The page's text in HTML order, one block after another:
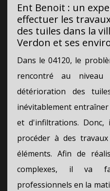
Ent Benoit : un
effectuer les
des tuiles dans la
Verdon et ses
Dans le 04120, le
rencontré au
détérioration des
inévitablement
et d'infiltrations.
procéder à des
éléments. Afin de
complexes, il va
professionnels en la